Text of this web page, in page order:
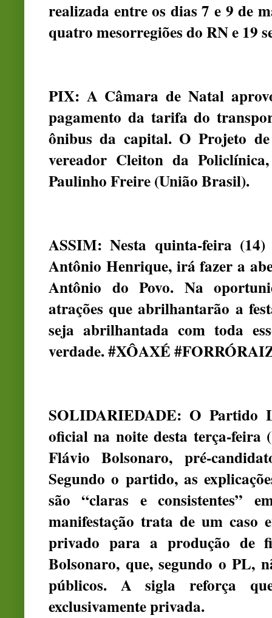
realizada entre os dias 7 e 9 de
quatro mesorregiões do RN e 19
PIX: A Câmara de Natal
pagamento da tarifa do
ônibus da capital. O Projeto
vereador Cleiton da
Paulinho Freire (União Brasil).
ASSIM: Nesta quinta-feira
Antônio Henrique, irá fazer a
Antônio do Povo. Na
atrações que abrilhantarão a
seja abrilhantada com toda
verdade. #XÔAXÉ
SOLIDARIEDADE: O Partido
oficial na noite desta terça-feira
Flávio Bolsonaro, pré-
Segundo o partido, as
são “claras e consistentes”
manifestação trata de um caso
privado para a produção de
Bolsonaro, que, segundo o PL,
públicos. A sigla reforça
exclusivamente privada.